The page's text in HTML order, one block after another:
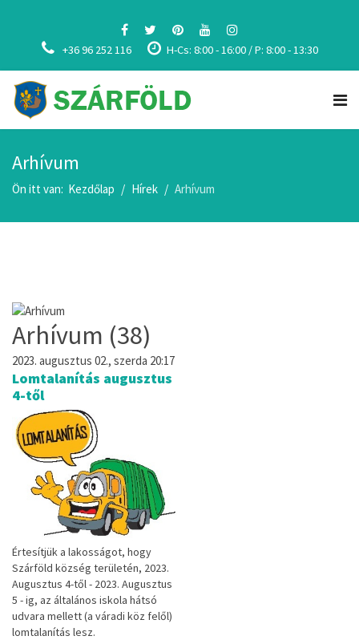
+36 96 252 116 H-Cs: 8:00 - 16:00 / P: 8:00 - 13:30
Arhívum
Ön itt van: Kezdőlap Hírek Arhívum
Arhívum (38)
2023. augusztus 02., szerda 20:17
Lomtalanítás augusztus
4-től
Értesítjük a lakosságot, hogy
Szárföld község területén, 2023.
Augusztus 4-től - 2023. Augusztus
5 - ig, az általános iskola hátsó
udvara mellett (a váradi köz felől)
lomtalanítás lesz.